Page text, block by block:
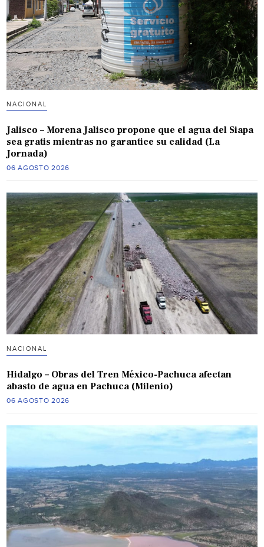
NACIONAL
Jalisco – Morena Jalisco propone que el agua del Siapa
sea gratis mientras no garantice su calidad (La
Jornada)
06 AGOSTO 2026
NACIONAL
Hidalgo – Obras del Tren México-Pachuca afectan
abasto de agua en Pachuca (Milenio)
06 AGOSTO 2026